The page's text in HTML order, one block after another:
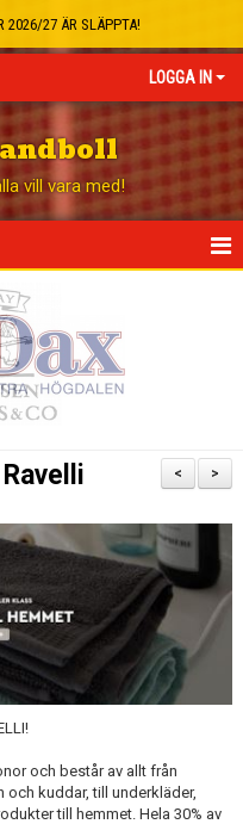
2026/27 ÄR SLÄPPTA!
LOGGA IN
vill vara med!
>
<
och består av allt från
kuddar, till underkläder,
till hemmet. Hela 30% av